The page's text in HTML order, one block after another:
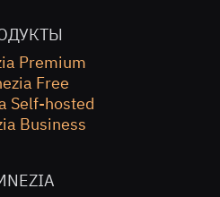
Premium
Free
Self-hosted
Business